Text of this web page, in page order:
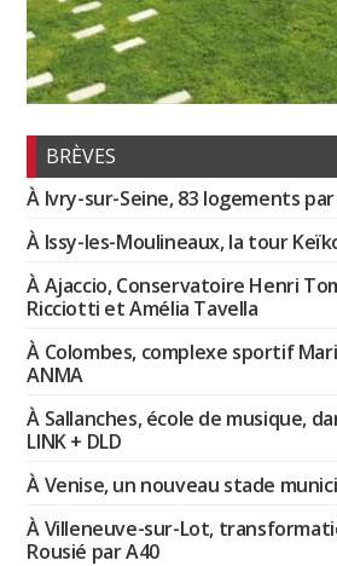
BRÈVES
À Ivry-sur-Seine, 83 logements
À Issy-les-Moulineaux, la tour
À Ajaccio, Conservatoire Henri
Ricciotti et Amélia Tavella
À Colombes, complexe sportif
ANMA
À Sallanches, école de musique,
LINK + DLD
À Venise, un nouveau stade
À Villeneuve-sur-Lot,
Rousié par A40